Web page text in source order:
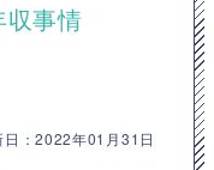
収事情
：2022年01月31日